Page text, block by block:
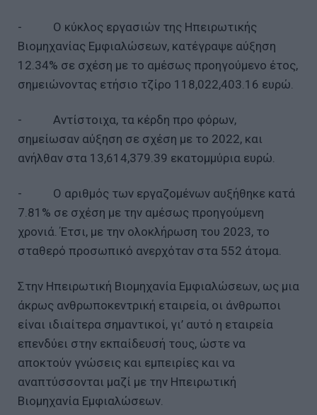
- Ο κύκλος εργασιών της Ηπειρωτικής
Βιομηχανίας Εμφιαλώσεων, κατέγραψε αύξηση
12.34% σε σχέση με το αμέσως προηγούμενο έτος,
σημειώνοντας ετήσιο τζίρο 118,022,403.16 ευρώ.
- Αντίστοιχα, τα κέρδη προ φόρων,
σημείωσαν αύξηση σε σχέση με το 2022, και
ανήλθαν στα 13,614,379.39 εκατομμύρια ευρώ.
- Ο αριθμός των εργαζομένων αυξήθηκε κατά
7.81% σε σχέση με την αμέσως προηγούμενη
χρονιά. Έτσι, με την ολοκλήρωση του 2023, το
σταθερό προσωπικό ανερχόταν στα 552 άτομα.
Στην Ηπειρωτική Βιομηχανία Εμφιαλώσεων, ως μια
άκρως ανθρωποκεντρική εταιρεία, οι άνθρωποι
είναι ιδιαίτερα σημαντικοί, γι’ αυτό η εταιρεία
επενδύει στην εκπαίδευσή τους, ώστε να
αποκτούν γνώσεις και εμπειρίες και να
αναπτύσσονται μαζί με την Ηπειρωτική
Βιομηχανία Εμφιαλώσεων.